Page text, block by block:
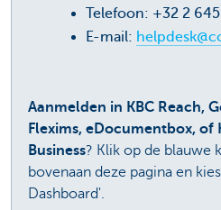
Telefoon: +32 2
E-mail:
Aanmelden in KBC Reach,
Flexims, eDocumentbox, of
Business? Klik op de blauwe
bovenaan deze pagina en
Dashboard'.